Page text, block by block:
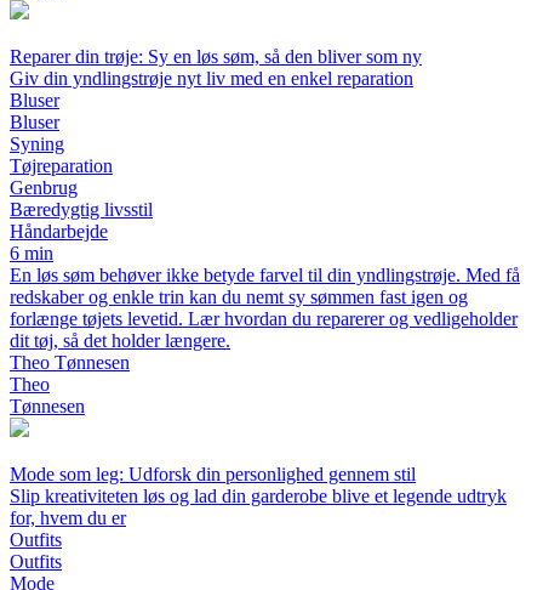
Reparer din trøje: Sy en løs søm, så den bliver som ny
Giv din yndlingstrøje nyt liv med en enkel reparation
Bluser
Bluser
Syning
Tøjreparation
Genbrug
Bæredygtig livsstil
Håndarbejde
6 min
En løs søm behøver ikke betyde farvel til din yndlingstrøje. Med få
redskaber og enkle trin kan du nemt sy sømmen fast igen og
forlænge tøjets levetid. Lær hvordan du reparerer og vedligeholder
dit tøj, så det holder længere.
Theo Tønnesen
Theo
Tønnesen
Mode som leg: Udforsk din personlighed gennem stil
Slip kreativiteten løs og lad din garderobe blive et legende udtryk
for, hvem du er
Outfits
Outfits
Mode